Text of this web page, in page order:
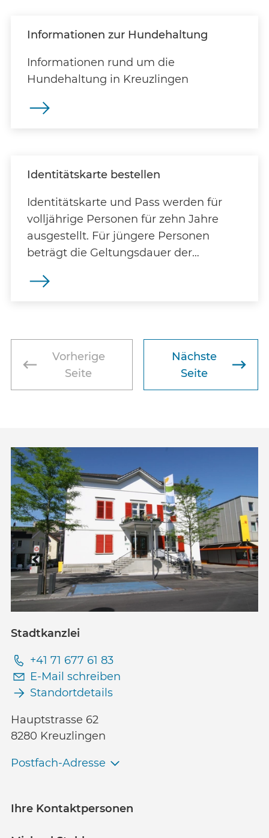
Informationen zur Hundehaltung
Informationen rund um die
Hundehaltung in Kreuzlingen
Identitätskarte bestellen
Identitätskarte und Pass werden für
volljährige Personen für zehn Jahre
ausgestellt. Für jüngere Personen
beträgt die Geltungsdauer der
Vorherige
Seite
Nächste
Seite
Stadtkanzlei
+41 71 677 61 83
E-Mail schreiben
Standortdetails
Hauptstrasse 62
8280 Kreuzlingen
Postfach-Adresse
Ihre Kontaktpersonen